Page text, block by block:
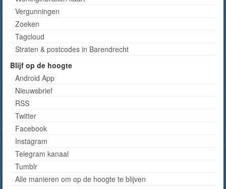
Vergunningen
Zoeken
Tagcloud
Straten & postcodes in Barendrecht
Blijf op de hoogte
Android App
Nieuwsbrief
RSS
Twitter
Facebook
Instagram
Telegram kanaal
Tumblr
Alle manieren om op de hoogte te blijven